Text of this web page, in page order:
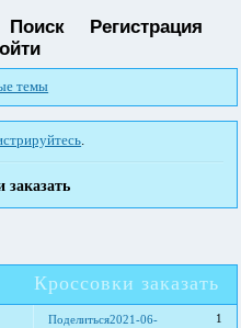
Поиск
Регистрация
темы
заказать
Кроссовки заказать
Поделиться 1
2021-06-